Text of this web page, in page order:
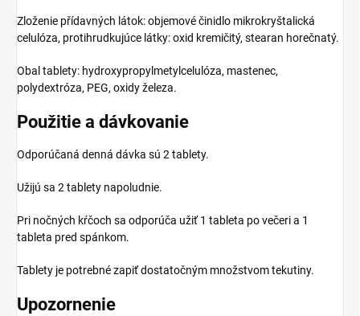
Zloženie přídavných látok: objemové činidlo mikrokryštalická
celulóza, protihrudkujúce látky: oxid kremičitý, stearan horečnatý.
Obal tablety: hydroxypropylmetylcelulóza, mastenec,
polydextróza, PEG, oxidy železa.
Použitie a dávkovanie
Odporúčaná denná dávka sú 2 tablety.
Užijú sa 2 tablety napoludnie.
Pri nočných kŕčoch sa odporúča užiť 1 tableta po večeri a 1
tableta pred spánkom.
Tablety je potrebné zapiť dostatočným množstvom tekutiny.
Upozornenie